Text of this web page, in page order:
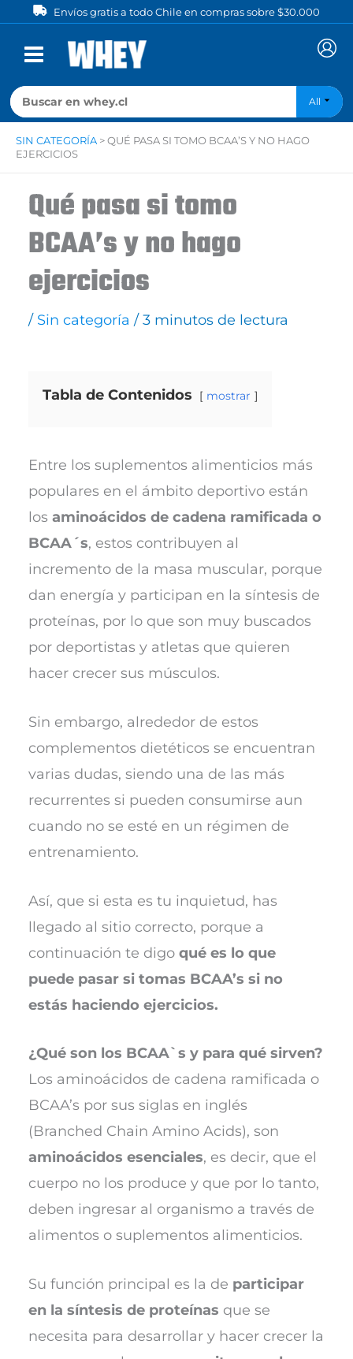
al
contenido
Envíos gratis a todo Chile en compras sobre $30.000
All
SIN CATEGORÍA > QUÉ PASA SI TOMO BCAA’S Y NO HAGO
EJERCICIOS
Qué pasa si tomo
BCAA’s y no hago
ejercicios
/ Sin categoría / 3 minutos de lectura
Tabla de Contenidos mostrar
Entre los suplementos alimenticios más
populares en el ámbito deportivo están
los aminoácidos de cadena ramificada o
BCAA´s, estos contribuyen al
incremento de la masa muscular, porque
dan energía y participan en la síntesis de
proteínas, por lo que son muy buscados
por deportistas y atletas que quieren
hacer crecer sus músculos.
Sin embargo, alrededor de estos
complementos dietéticos se encuentran
varias dudas, siendo una de las más
recurrentes si pueden consumirse aun
cuando no se esté en un régimen de
entrenamiento.
Así, que si esta es tu inquietud, has
llegado al sitio correcto, porque a
continuación te digo qué es lo que
puede pasar si tomas BCAA’s si no
estás haciendo ejercicios.
¿Qué son los BCAA`s y para qué sirven?
Los aminoácidos de cadena ramificada o
BCAA’s por sus siglas en inglés
(Branched Chain Amino Acids), son
aminoácidos esenciales, es decir, que el
cuerpo no los produce y que por lo tanto,
deben ingresar al organismo a través de
alimentos o suplementos alimenticios.
Su función principal es la de participar
en la síntesis de proteínas que se
necesita para desarrollar y hacer crecer la